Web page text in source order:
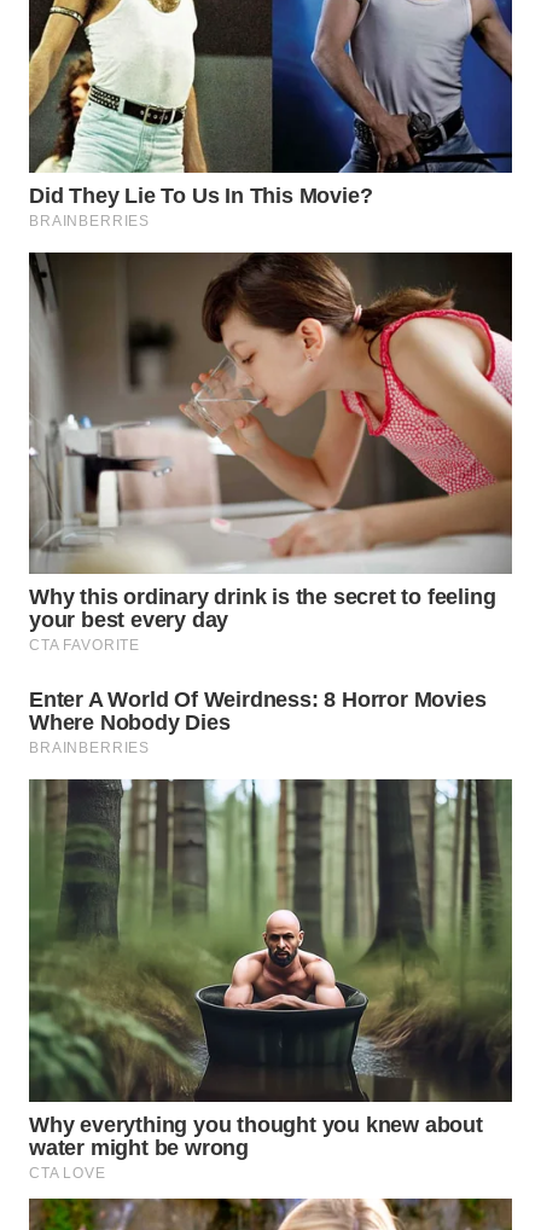
WAHANA
INFRASTRUKTUR
WAHANA
KONSUMEN
WAHANA
WAHANA
TV
WAHANANEWS
ID
WAHANANEWS
CO ID
WAHANA
SPORT
WAHANA
UMKM
WAHANA
SELEB
WAHANA
PERSONA
WAHANA
OTOMOTIF
WAHANA
HEALTH